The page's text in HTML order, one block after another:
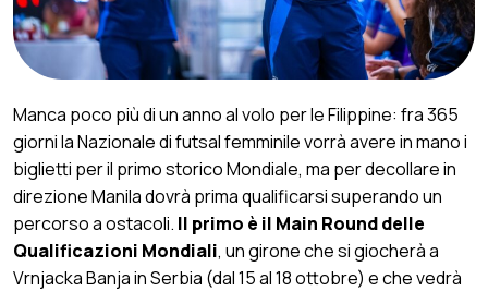
Manca poco più di un anno al volo per le Filippine: fra 365
giorni la Nazionale di futsal femminile vorrà avere in mano i
biglietti per il primo storico Mondiale, ma per decollare in
direzione Manila dovrà prima qualificarsi superando un
percorso a ostacoli. Il primo è il Main Round delle
Qualificazioni Mondiali, un girone che si giocherà a
Vrnjacka Banja in Serbia (dal 15 al 18 ottobre) e che vedrà